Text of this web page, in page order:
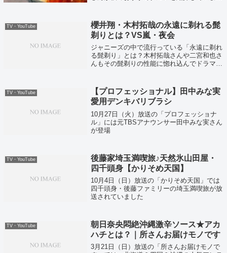
TV・YouTube
櫻井翔・木村拓哉の永遠に剃れる髭
剃りとは？VS嵐・夜会
ジャニーズの中で流行っている「永遠に剃れ
る髭剃り」とは？木村拓哉さんや二宮和也さ
んもその髭剃りの性能に惚れ込んでドラマの
TV・YouTube
【プロフェッショナル】田中みな実
愛用デンキバリブラシ
10月27日（火）放送の「プロフェッショナ
ル」には元TBSアナウンサー田中みな実さん
が登場
TV・YouTube
後藤家埼玉満喫旅♪天然氷山田屋・
四千頭身【かりそめ天国】
10月4日（日）放送の「かりそめ天国」では
四千頭身・後藤ファミリーの埼玉満喫旅が放
送されていました
TV・YouTube
朝日奈央悶絶沖縄激辛ソース★アカ
ハチとは？｜所さんお届けモノです
3月21日（日）放送の「所さんお届けモノで